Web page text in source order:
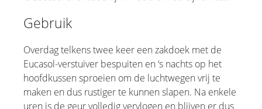
Gebruik
Overdag telkens twee keer een zakdoek met de
Eucasol-verstuiver bespuiten en ‘s nachts op het
hoofdkussen sproeien om de luchtwegen vrij te
maken en dus rustiger te kunnen slapen. Na enkele
uren is de geur volledig vervlogen en blijven er dus